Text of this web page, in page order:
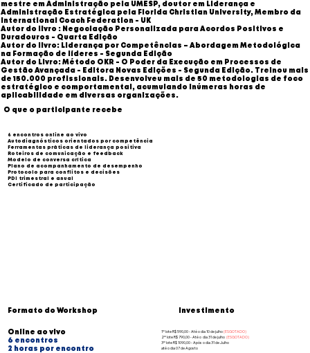
mestre em Administração pela UMESP, doutor em Liderança e
Administração Estratégica pela Florida Christian University, Membro da
International Coach Federation - UK
Autor do livro : Negociação Personalizada para Acordos Positivos e
Duradouros - Quarta Edição
Autor do livro: Liderança por Competências – Abordagem Metodológica
na Formação de líderes - Segunda Edição
Autor do Livro: Método OKR - O Poder da Execução em Processos de
Gestão Avançada - Editora Novas Edições - Segunda Edição. Treinou mais
de 150.000 profissionais. Desenvolveu mais de 50 metodologias de foco
estratégico e comportamental, acumulando inúmeras horas de
aplicabilidade em diversas organizações.
O que o participante recebe
6 encontros online ao vivo
Autodiagnósticos orientados por competência
Ferramentas práticas de liderança positiva
Roteiros de comunicação e feedback
Modelo de conversa crítica
Plano de acompanhamento de desempenho
Protocolo para conflitos e decisões
PDI trimestral e anual
Certificado de participação
Formato do Workshop
Online ao vivo
6 encontros
2 horas por encontro
Investimento
1º lote R$ 590,00 - Até o dia 10 de julho(ESGOTADO)
2º lote R$ 790,00 - Até o dia 31 de julho (ESGOTADO)
3º lote R$ 1090,00 - Após o dia 31 de Julho
até o dia 07 de Agosto